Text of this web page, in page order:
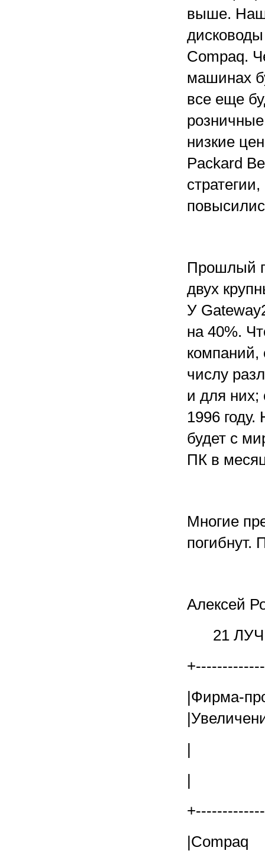
выше.
Compaq.
машинах
все еще
низкие
Packard
Прошлый
двух
У
на 40%.
числу
и для них;
1996
будет с
ПК в
Многие
погибнут.
Алексей
21
|Фирма-